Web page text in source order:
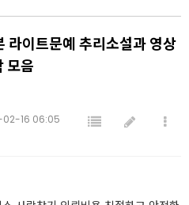
라이트문예 추리소설과 영상
모음
16 06:05